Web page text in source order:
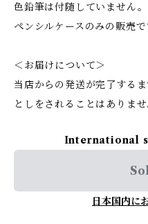
色鉛筆は付随していません。
ペンシルケースのみの販売で
＜お届けについて＞
当店からの発送が完了する
としをされることはありま
International
日本国内に